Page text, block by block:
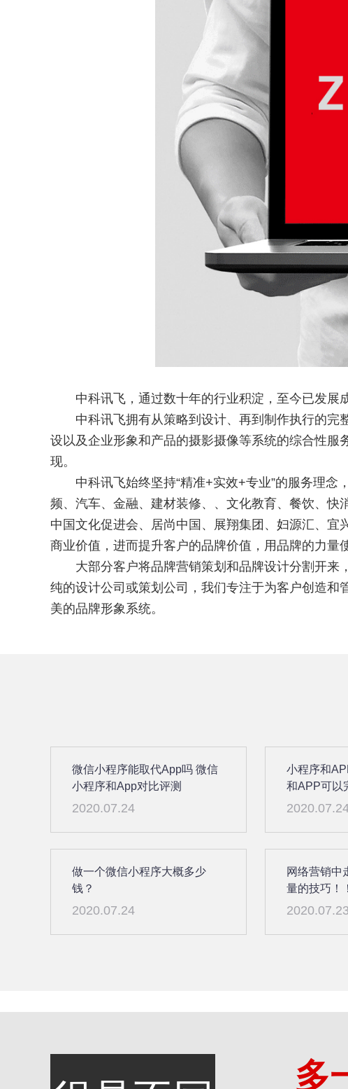
中科讯飞，通过数十年的行业积淀，至今已发展成
中科讯飞拥有从策略到设计、再到制作执行的完
设以及企业形象和产品的摄影摄像等系统的综合性
现。
中科讯飞始终坚持“精准+实效+专业”的服务理念
频、汽车、金融、建材装修、、文化教育、餐饮、快
中国文化促进会、居尚中国、展翔集团、妇源汇、
商业价值，进而提升客户的品牌价值，用品牌的力量
大部分客户将品牌营销策划和品牌设计分割开来
纯的设计公司或策划公司，我们专注于为客户创造
美的品牌形象系统。
微信小程序能取代App吗 微信
小程序和App对比评测
2020.07.24
小程序和
和APP可以
做一个微信小程序大概多少
钱？
2020.07.24
网络营销中
量的技巧！！
2020.07.23
多